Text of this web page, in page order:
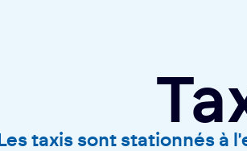
Les taxis sont stationnés à